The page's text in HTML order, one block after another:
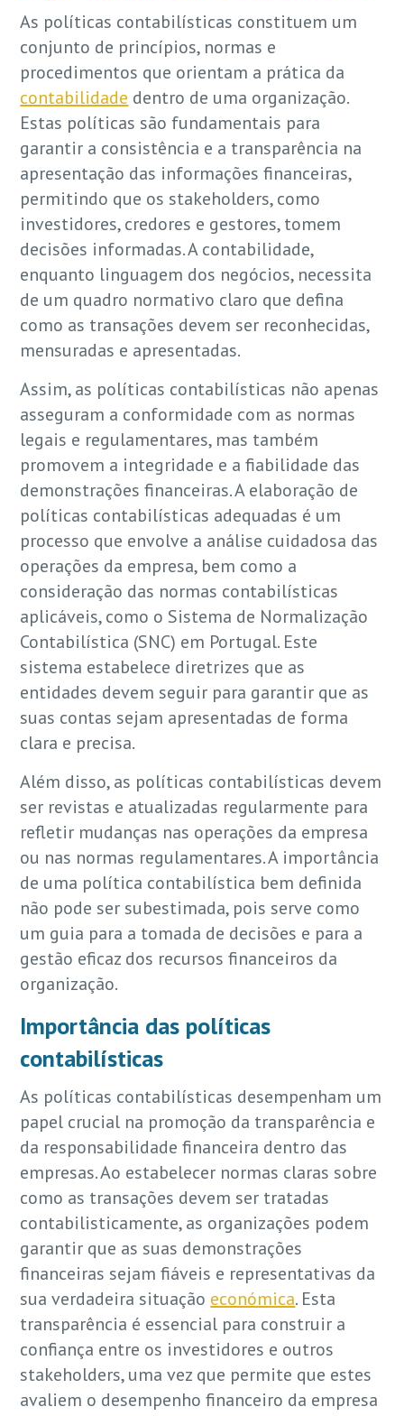
As políticas contabilísticas constituem um
conjunto de princípios, normas e
procedimentos que orientam a prática da
contabilidade dentro de uma organização.
Estas políticas são fundamentais para
garantir a consistência e a transparência na
apresentação das informações financeiras,
permitindo que os stakeholders, como
investidores, credores e gestores, tomem
decisões informadas. A contabilidade,
enquanto linguagem dos negócios, necessita
de um quadro normativo claro que defina
como as transações devem ser reconhecidas,
mensuradas e apresentadas.
Assim, as políticas contabilísticas não apenas
asseguram a conformidade com as normas
legais e regulamentares, mas também
promovem a integridade e a fiabilidade das
demonstrações financeiras. A elaboração de
políticas contabilísticas adequadas é um
processo que envolve a análise cuidadosa das
operações da empresa, bem como a
consideração das normas contabilísticas
aplicáveis, como o Sistema de Normalização
Contabilística (SNC) em Portugal. Este
sistema estabelece diretrizes que as
entidades devem seguir para garantir que as
suas contas sejam apresentadas de forma
clara e precisa.
Além disso, as políticas contabilísticas devem
ser revistas e atualizadas regularmente para
refletir mudanças nas operações da empresa
ou nas normas regulamentares. A importância
de uma política contabilística bem definida
não pode ser subestimada, pois serve como
um guia para a tomada de decisões e para a
gestão eficaz dos recursos financeiros da
organização.
Importância das políticas
contabilísticas
As políticas contabilísticas desempenham um
papel crucial na promoção da transparência e
da responsabilidade financeira dentro das
empresas. Ao estabelecer normas claras sobre
como as transações devem ser tratadas
contabilisticamente, as organizações podem
garantir que as suas demonstrações
financeiras sejam fiáveis e representativas da
sua verdadeira situação económica. Esta
transparência é essencial para construir a
confiança entre os investidores e outros
stakeholders, uma vez que permite que estes
avaliem o desempenho financeiro da empresa